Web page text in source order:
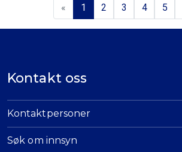
« 1 2 3 4 5
Kontakt oss
Kontaktpersoner
Søk om innsyn